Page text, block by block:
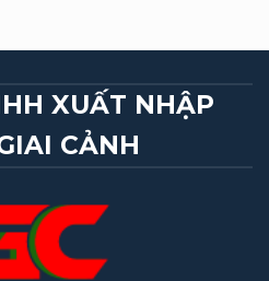
XUẤT NHẬP
CẢNH